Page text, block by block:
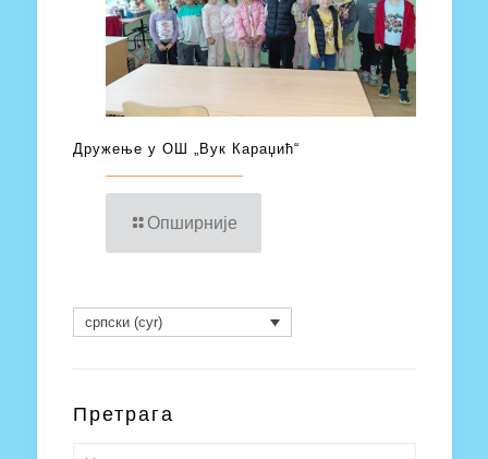
Дружење у ОШ „Вук Караџић“
Опширније
српски (cyr)
Претрага